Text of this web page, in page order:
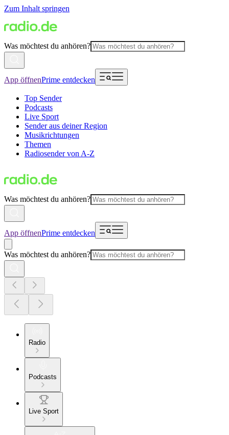
Zum Inhalt springen
Was möchtest du anhören?
App öffnenPrime entdecken
Top Sender
Podcasts
Live Sport
Sender aus deiner Region
Musikrichtungen
Themen
Radiosender von A-Z
Was möchtest du anhören?
App öffnenPrime entdecken
Was möchtest du anhören?
Radio
Podcasts
Live Sport